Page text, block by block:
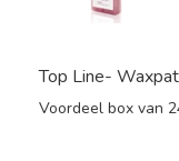
Top Line-
Voordeel box van